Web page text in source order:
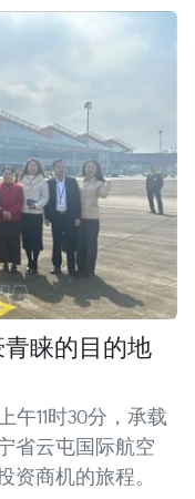
睐的目的地
午11时30分，承载
省云屯国际航空
商机的旅程。